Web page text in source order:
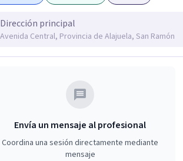
Dirección principal
Avenida Central, Provincia de Alajuela, San Ramón
Envía un mensaje al profesional
Coordina una sesión directamente mediante
mensaje